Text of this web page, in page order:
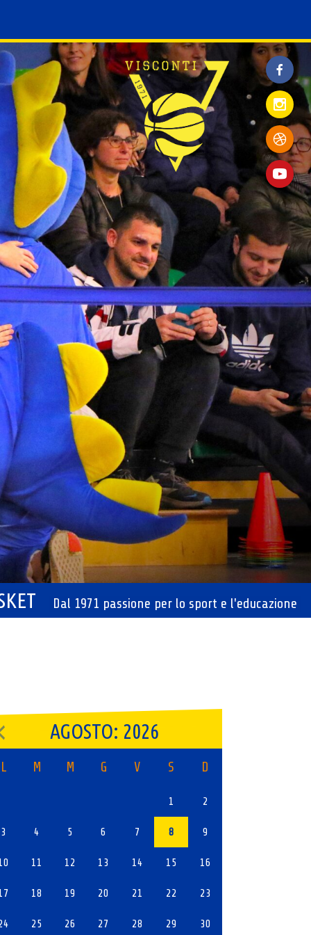
Dal 1971 passione per lo sport e l'educazione
AGOSTO: 2026
L M M G V S D
1 2
3 4 5 6 7 8 9
11 12 13 14 15 16
18 19 20 21 22 23
25 26 27 28 29 30